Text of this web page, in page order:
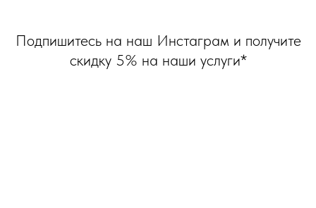
Подпишитесь на наш Инстаграм и получите
скидку 5% на наши услуги*